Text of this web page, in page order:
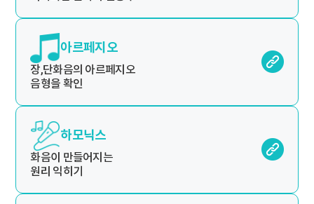
아르페지오
장,단화음의 아르페지오
음형을 확인
하모닉스
화음이 만들어지는
원리 익히기